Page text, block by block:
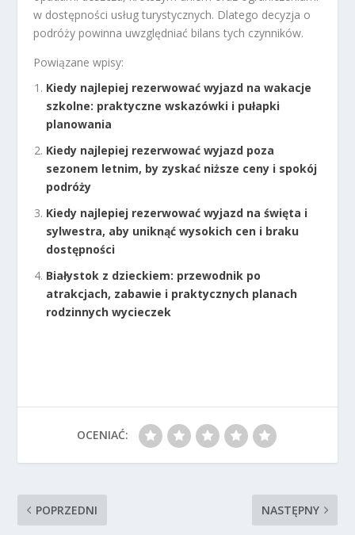
w dostępności usług turystycznych. Dlatego decyzja o
podróży powinna uwzględniać bilans tych czynników.
Powiązane wpisy:
Kiedy najlepiej rezerwować wyjazd na wakacje
szkolne: praktyczne wskazówki i pułapki
planowania
Kiedy najlepiej rezerwować wyjazd poza
sezonem letnim, by zyskać niższe ceny i spokój
podróży
Kiedy najlepiej rezerwować wyjazd na święta i
sylwestra, aby uniknąć wysokich cen i braku
dostępności
Białystok z dzieckiem: przewodnik po
atrakcjach, zabawie i praktycznych planach
rodzinnych wycieczek
OCENIAĆ:
POPRZEDNI NASTĘPNY